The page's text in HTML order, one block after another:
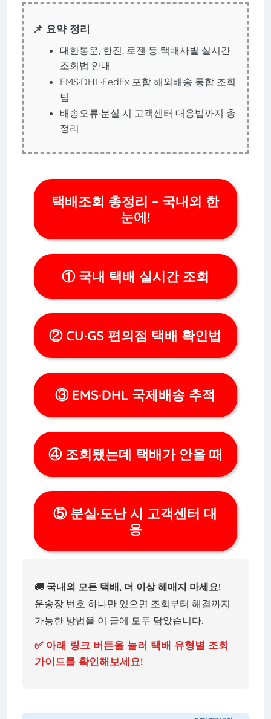
📌 요약 정리
대한통운, 한진, 로젠 등 택배사별 실시간
조회법 안내
EMS·DHL·FedEx 포함 해외배송 통합 조회
팁
배송오류·분실 시 고객센터 대응법까지 총
정리
택배조회 총정리 – 국내외 한
눈에!
① 국내 택배 실시간 조회
② CU·GS 편의점 택배 확인법
③ EMS·DHL 국제배송 추적
④ 조회됐는데 택배가 안올 때
⑤ 분실·도난 시 고객센터 대
응
🚚 국내외 모든 택배, 더 이상 헤매지 마세요!
운송장 번호 하나만 있으면 조회부터 해결까지
가능한 방법을 이 글에 모두 담았습니다.
✅ 아래 링크 버튼을 눌러 택배 유형별 조회
가이드를 확인해보세요!